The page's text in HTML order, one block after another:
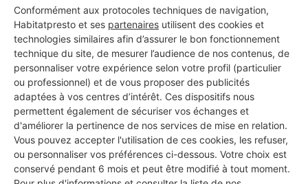
Conformément aux protocoles techniques de navigation,
Habitatpresto et ses partenaires utilisent des cookies et
technologies similaires afin d’assurer le bon fonctionnement
technique du site, de mesurer l’audience de nos contenus, de
personnaliser votre expérience selon votre profil (particulier
ou professionnel) et de vous proposer des publicités
adaptées à vos centres d’intérêt. Ces dispositifs nous
permettent également de sécuriser vos échanges et
d'améliorer la pertinence de nos services de mise en relation.
Vous pouvez accepter l'utilisation de ces cookies, les refuser,
ou personnaliser vos préférences ci-dessous. Votre choix est
conservé pendant 6 mois et peut être modifié à tout moment.
PROFESSIONNEL, VOUS
SOUHAITEZ NOUS
REJOINDRE ?
M'inscrire gratuitement